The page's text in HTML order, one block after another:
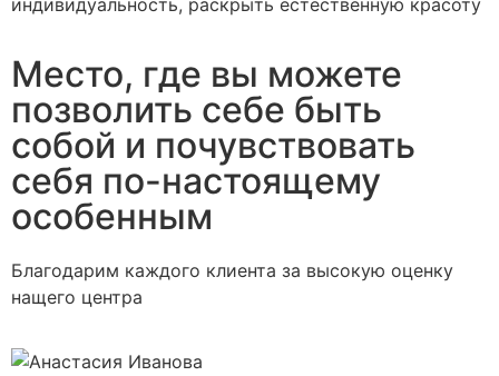
индивидуальность, раскрыть естественную красоту
Место, где вы можете
позволить себе быть
собой и почувствовать
себя по-настоящему
особенным
Благодарим каждого клиента за высокую оценку
нащего центра